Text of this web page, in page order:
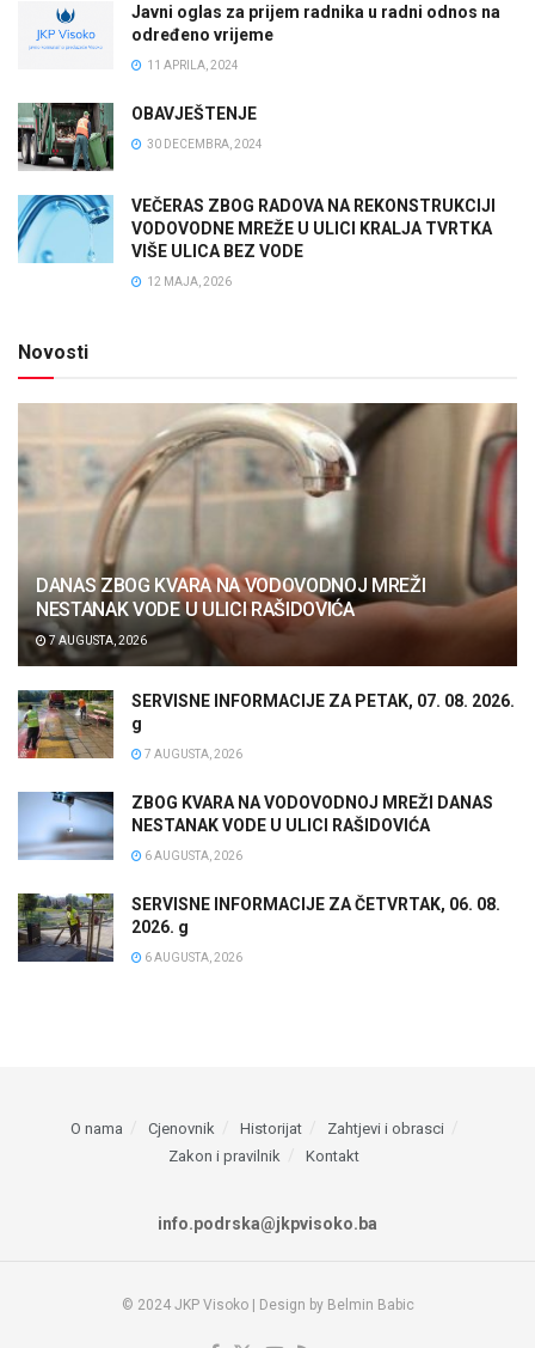
Javni oglas za prijem radnika u radni odnos na
određeno vrijeme
11 APRILA, 2024
OBAVJEŠTENJE
30 DECEMBRA, 2024
VEČERAS ZBOG RADOVA NA REKONSTRUKCIJI
VODOVODNE MREŽE U ULICI KRALJA TVRTKA
VIŠE ULICA BEZ VODE
12 MAJA, 2026
Novosti
DANAS ZBOG KVARA NA VODOVODNOJ MREŽI
NESTANAK VODE U ULICI RAŠIDOVIĆA
7 AUGUSTA, 2026
SERVISNE INFORMACIJE ZA PETAK, 07. 08. 2026.
g
7 AUGUSTA, 2026
ZBOG KVARA NA VODOVODNOJ MREŽI DANAS
NESTANAK VODE U ULICI RAŠIDOVIĆA
6 AUGUSTA, 2026
SERVISNE INFORMACIJE ZA ČETVRTAK, 06. 08.
2026. g
6 AUGUSTA, 2026
O nama Cjenovnik Historijat
Zahtjevi i obrasci
Zakon i pravilnik
Kontakt
info.podrska@jkpvisoko.ba
© 2024 JKP Visoko | Design by Belmin Babic